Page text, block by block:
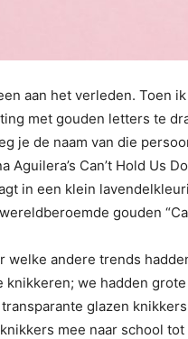
aan het verleden. Toen
met gouden letters te
je de naam van die
Can’t Hold Us
​​in een klein
gouden
andere trends
we hadden grote
glazen
mee naar school